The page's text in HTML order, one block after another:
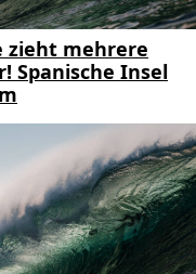
zieht mehrere
Spanische Insel